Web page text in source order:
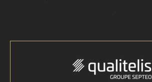
Accéder à mon compte